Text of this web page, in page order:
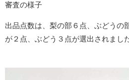
審査の様子
出品点数は、梨の部６点、ぶどうの
が２点、ぶどう３点が選出されました